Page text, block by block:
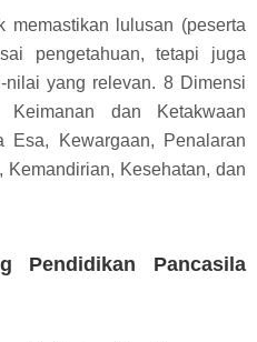
memastikan lulusan (peserta
pengetahuan, tetapi juga
yang relevan. 8 Dimensi
dan Ketakwaan
Esa, Kewargaan, Penalaran
Kemandirian, Kesehatan, dan
Pendidikan Pancasila